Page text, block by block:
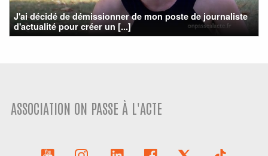
J'ai décidé de démissionner de mon poste de journaliste
d'actualité pour créer un [...]
ASSOCIATION ON PASSE À L'ACTE